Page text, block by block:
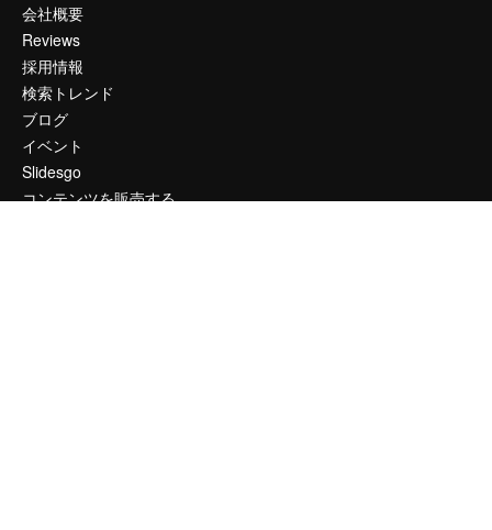
会社概要
Reviews
採用情報
検索トレンド
ブログ
イベント
Slidesgo
コンテンツを販売する